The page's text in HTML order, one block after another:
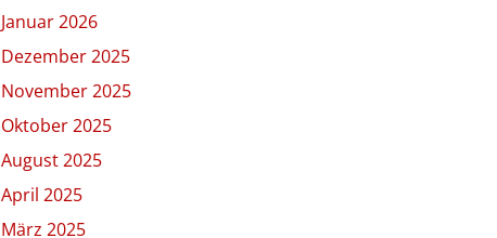
Januar 2026
Dezember 2025
November 2025
Oktober 2025
August 2025
April 2025
März 2025